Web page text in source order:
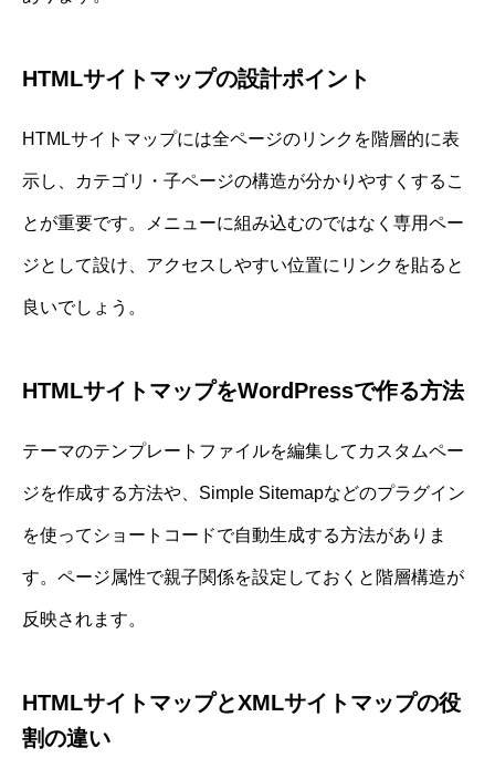
HTMLサイトマップの設計ポイント
HTMLサイトマップには全ページのリンクを階層的に表
示し、カテゴリ・子ページの構造が分かりやすくするこ
とが重要です。メニューに組み込むのではなく専用ペー
ジとして設け、アクセスしやすい位置にリンクを貼ると
良いでしょう。
HTMLサイトマップをWordPressで作る方法
テーマのテンプレートファイルを編集してカスタムペー
ジを作成する方法や、Simple Sitemapなどのプラグイン
を使ってショートコードで自動生成する方法がありま
す。ページ属性で親子関係を設定しておくと階層構造が
反映されます。
HTMLサイトマップとXMLサイトマップの役
割の違い